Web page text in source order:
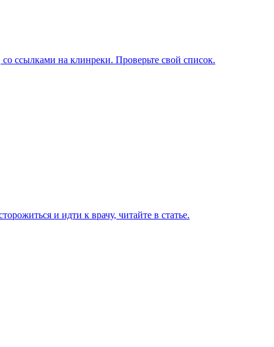
ссылками на клинреки. Проверьте свой список.
и идти к врачу, читайте в статье.